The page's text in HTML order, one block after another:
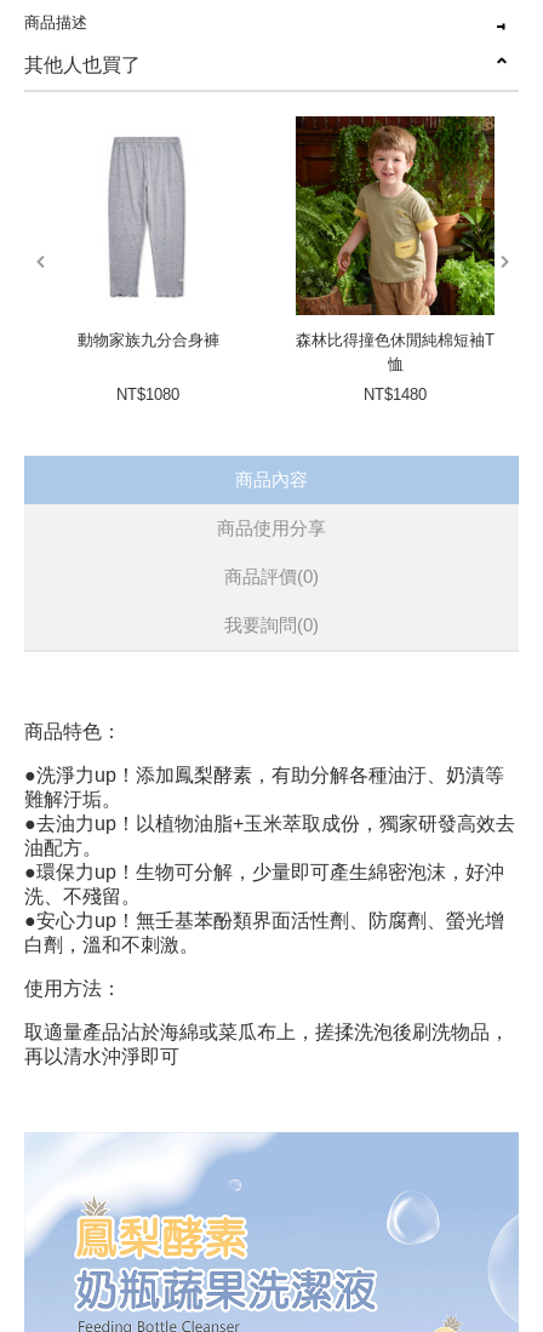
商品描述
植物系友善呵護
●洗淨力加倍
●好沖不殘留
其他人也買了
動物家族九分合身褲
NT$1080
森林比得撞色休閒純棉短袖T
恤
NT$1480
next
商品內容
商品使用分享
商品評價(0)
我要詢問(0)
商品特色：
●洗淨力up！添加鳳梨酵素，有助分解各種油汙、奶漬等
難解汙垢。
●去油力up！以植物油脂+玉米萃取成份，獨家研發高效去
油配方。
●環保力up！生物可分解，少量即可產生綿密泡沫，好沖
洗、不殘留。
●安心力up！無壬基苯酚類界面活性劑、防腐劑、螢光增
白劑，溫和不刺激。
使用方法：
取適量產品沾於海綿或菜瓜布上，搓揉洗泡後刷洗物品，
再以清水沖淨即可